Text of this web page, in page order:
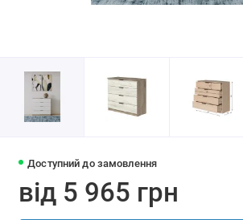
Доступний до замовлення
від 5 965 грн